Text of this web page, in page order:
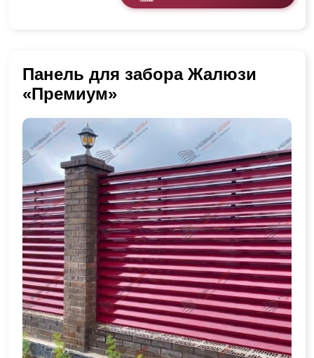
Панель для забора Жалюзи
«Премиум»